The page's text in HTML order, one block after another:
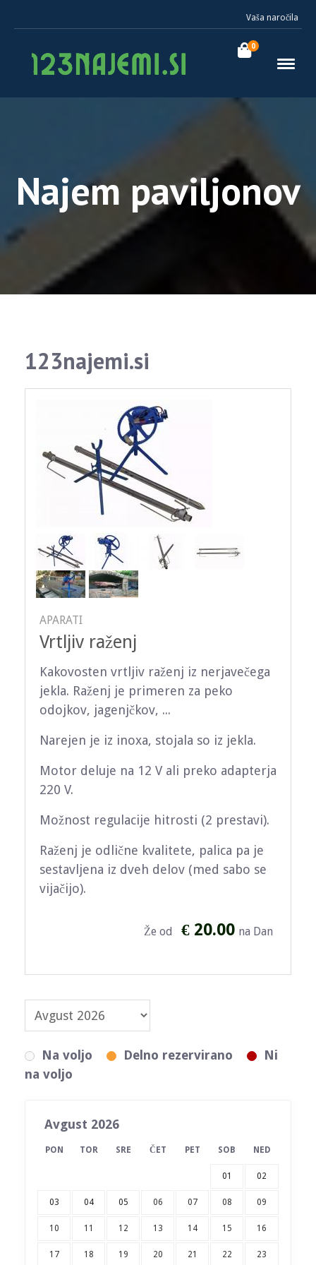
Vaša naročila
0
Najem paviljonov
123najemi.si
APARATI
Vrtljiv raženj
Kakovosten vrtljiv raženj iz nerjavečega
jekla. Raženj je primeren za peko
odojkov, jagenjčkov, ...
Narejen je iz inoxa, stojala so iz jekla.
Motor deluje na 12 V ali preko adapterja
220 V.
Možnost regulacije hitrosti (2 prestavi).
Raženj je odlične kvalitete, palica pa je
sestavljena iz dveh delov (med sabo se
vijačijo).
Že od € 20.00 na Dan
Na voljo Delno rezervirano
Ni
na voljo
Avgust 2026
PON TOR SRE ČET PET SOB NED
01 02
03 04 05 06 07 08 09
10 11 12 13 14 15 16
17 18 19 20 21 22 23